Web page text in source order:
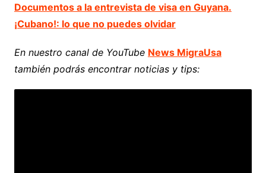
Documentos a la entrevista de visa en Guyana.
¡Cubano!: lo que no puedes olvidar
En nuestro canal de YouTube News MigraUsa
también podrás encontrar noticias y tips: